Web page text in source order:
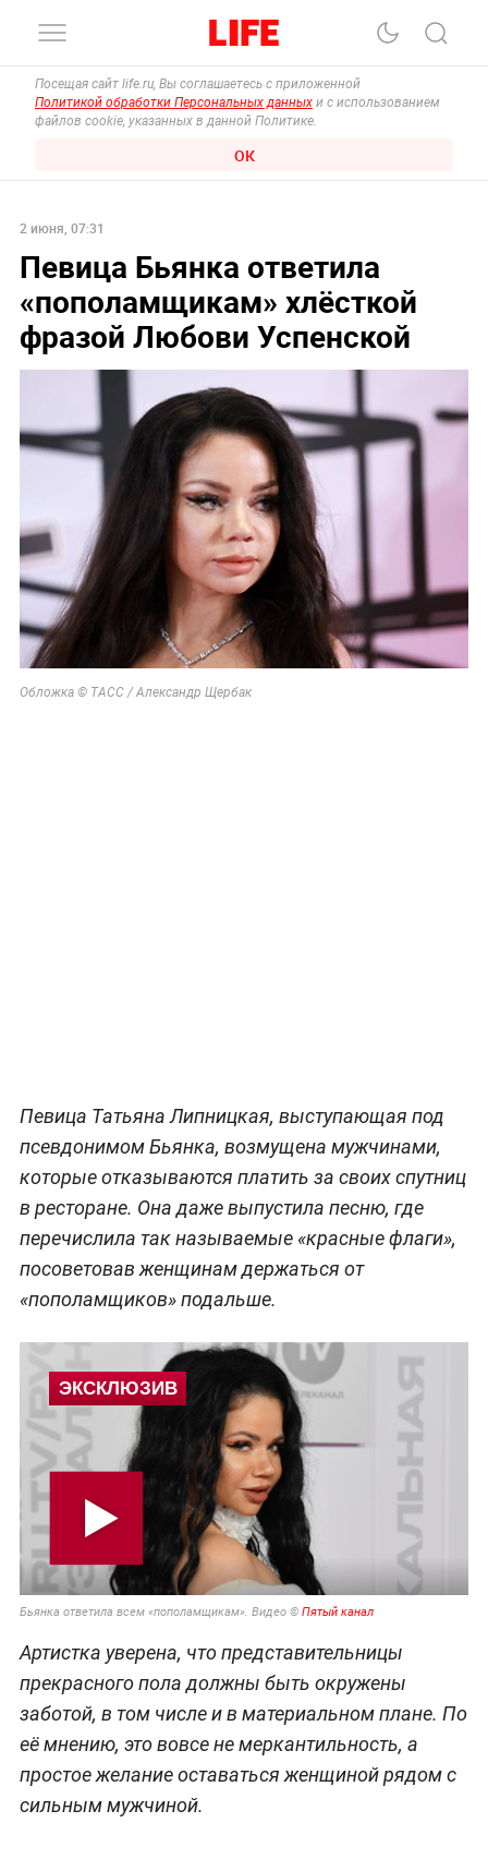
Посещая сайт life.ru, Вы соглашаетесь с приложенной
Политикой обработки Персональных данных и с использованием
файлов cookie, указанных в данной Политике.
ОК
2 июня, 07:31
Певица Бьянка ответила
«пополамщикам» хлёсткой
фразой Любови Успенской
Обложка © ТАСС / Александр Щербак
Певица Татьяна Липницкая, выступающая под
псевдонимом Бьянка, возмущена мужчинами,
которые отказываются платить за своих спутниц
в ресторане. Она даже выпустила песню, где
перечислила так называемые «красные флаги»,
посоветовав женщинам держаться от
«пополамщиков» подальше.
Бьянка ответила всем «пополамщикам». Видео © Пятый канал
Артистка уверена, что представительницы
прекрасного пола должны быть окружены
заботой, в том числе и в материальном плане. По
её мнению, это вовсе не меркантильность, а
простое желание оставаться женщиной рядом с
сильным мужчиной.